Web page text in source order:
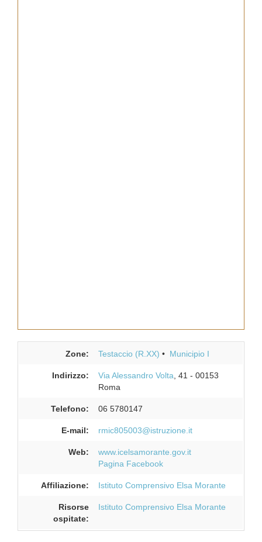
Zone: Testaccio (R.XX) Municipio I
Indirizzo: Via Alessandro Volta , 41 - 00153
Roma
Telefono: 06 5780147
E-mail: rmic805003@istruzione.it
Web:
www.icelsamorante.gov.it
Pagina Facebook
Affiliazione: Istituto Comprensivo Elsa Morante
Risorse
ospitate:
Istituto Comprensivo Elsa Morante